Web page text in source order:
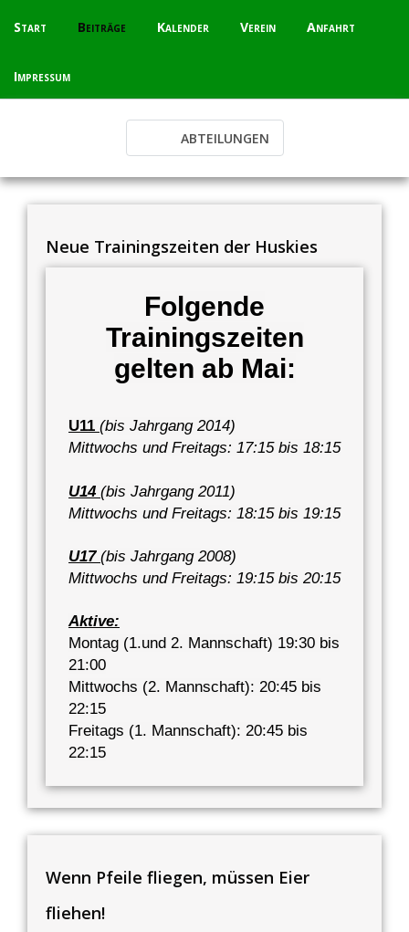
Start Beiträge Kalender Verein Anfahrt
Impressum
Neue Trainingszeiten der Huskies
Folgende
Trainingszeiten
gelten ab Mai:
U11 (bis Jahrgang 2014)
Mittwochs und Freitags: 17:15 bis 18:15
U14 (bis Jahrgang 2011)
Mittwochs und Freitags: 18:15 bis 19:15
U17 (bis Jahrgang 2008)
Mittwochs und Freitags: 19:15 bis 20:15
Aktive:
Montag (1.und 2. Mannschaft) 19:30 bis
21:00
Mittwochs (2. Mannschaft): 20:45 bis
22:15
Freitags (1. Mannschaft): 20:45 bis
22:15
Wenn Pfeile fliegen, müssen Eier
fliehen!